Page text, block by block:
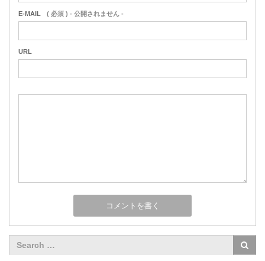
E-MAIL ( 必須 ) - 公開されません -
URL